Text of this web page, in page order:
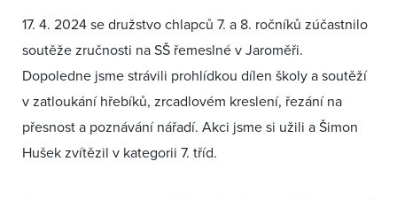
17. 4. 2024 se družstvo chlapců 7. a 8. ročníků zúčastnilo
soutěže zručnosti na SŠ řemeslné v Jaroměři.
Dopoledne jsme strávili prohlídkou dílen školy a soutěží
v zatloukání hřebíků, zrcadlovém kreslení, řezání na
přesnost a poznávání nářadí. Akci jsme si užili a Šimon
Hušek zvítězil v kategorii 7. tříd.